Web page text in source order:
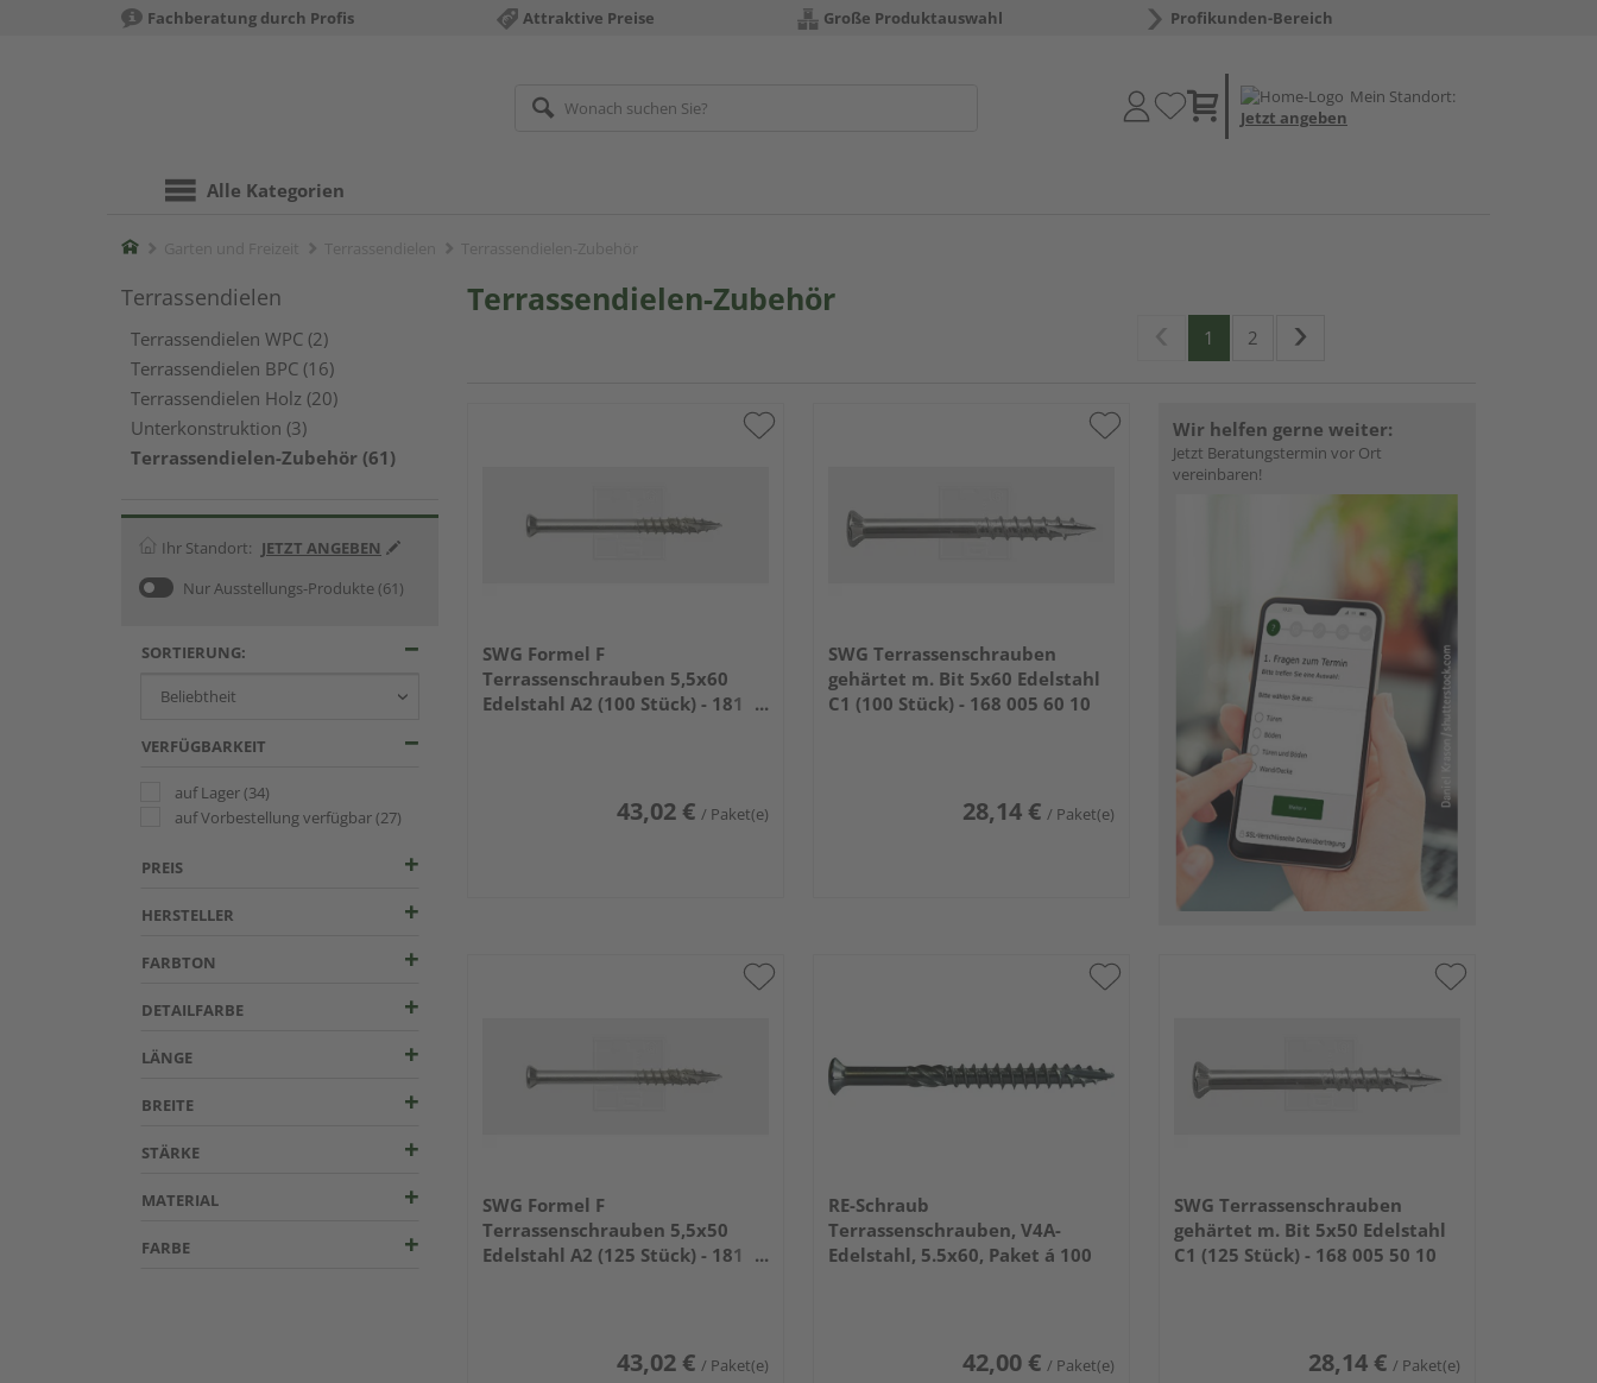
Fachberatung durch Profis Attraktive Preise Große Produktauswahl Profikunden-Bereich
Mein Standort:
Jetzt angeben
Alle Kategorien
Home
Terrassendielen
Terrassendielen WPC (2)
Terrassendielen BPC (16)
Terrassendielen Holz (20)
Unterkonstruktion (3)
Terrassendielen-Zubehör (61)
Ihr Standort: JETZT ANGEBEN
Nur Ausstellungs-Produkte (61)
SORTIERUNG:
VERFÜGBARKEIT
auf Lager(34)
auf Vorbestellung verfügbar(27)
PREIS
HERSTELLER
FARBTON
DETAILFARBE
LÄNGE
BREITE
STÄRKE
MATERIAL
FARBE
Terrassendielen-Zubehör
1 2
SWG Formel F
Terrassenschrauben 5,5x60
Edelstahl A2 (100 Stück) - 181
43,02 € / Paket(e)
SWG Terrassenschrauben
gehärtet m. Bit 5x60 Edelstahl
C1 (100 Stück) - 168 005 60 10
28,14 € / Paket(e)
Wir helfen gerne weiter:
Jetzt Beratungstermin vor Ort
vereinbaren!
SWG Formel F
Terrassenschrauben 5,5x50
Edelstahl A2 (125 Stück) - 181
43,02 € / Paket(e)
RE-Schraub
Terrassenschrauben, V4A-
Edelstahl, 5.5x60, Paket á 100
42,00 € / Paket(e)
SWG Terrassenschrauben
gehärtet m. Bit 5x50 Edelstahl
C1 (125 Stück) - 168 005 50 10
28,14 € / Paket(e)